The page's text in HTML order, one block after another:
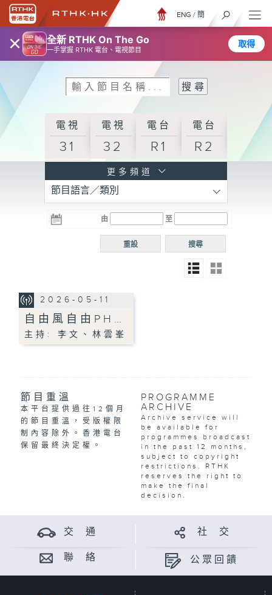
× 全新 RTHK On The Go
一手掌握 RTHK 電台、電視節目
取得
ENG / 簡
電視
31
電視
32
電台
R1
電台
R2
R3
電台 電台
R5
電台
普通
更多頻道
節目語言／類別
由 至
搜尋
重設
2026-05-11
自由風自由PH…
主持: 李文、林雲峯
節目重溫
本平台提供過往12個月
的節目重溫，受版權限
制內容除外。香港電台
保留最終決定權。
PROGRAMME
ARCHIVE
Archive service will
be available for
programmes broadcast
in the past 12 months,
subject to copyright
restrictions. RTHK
reserves the right to
make the final
decision.
交 通 社 交
聯 絡 公眾回饋